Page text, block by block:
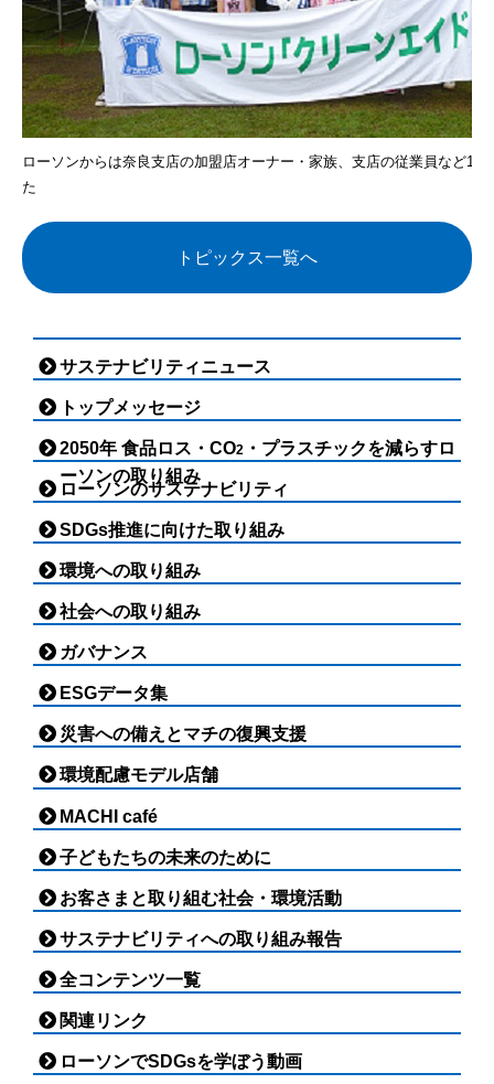
ローソンからは奈良支店の加盟店オーナー・家族、支店の従業員など15
た
トピックス一覧へ
サステナビリティニュース
トップメッセージ
2050年 食品ロス・CO2 ・プラスチックを減らすロ
ーソンの取り組み
ローソンのサステナビリティ
SDGs推進に向けた取り組み
環境への取り組み
社会への取り組み
ガバナンス
ESGデータ集
災害への備えとマチの復興支援
環境配慮モデル店舗
MACHI café
子どもたちの未来のために
お客さまと取り組む社会・環境活動
サステナビリティへの取り組み報告
全コンテンツ一覧
関連リンク
ローソンでSDGsを学ぼう動画